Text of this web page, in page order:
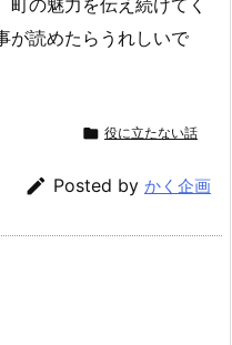
が読めたらうれしいで
 役に立たない話
 Posted by かく企画